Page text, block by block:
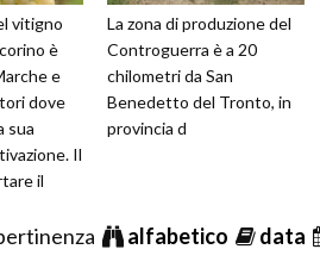
vitigno
è
e
dove
sua
Il
il
La zona di produzione del
Controguerra è a 20
chilometri da San
Benedetto del Tronto, in
provincia d
alfabetico data